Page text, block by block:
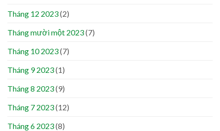
Tháng 12 2023(2)
Tháng mười một 2023(7)
Tháng 10 2023(7)
Tháng 9 2023(1)
Tháng 8 2023(9)
Tháng 7 2023(12)
Tháng 6 2023(8)